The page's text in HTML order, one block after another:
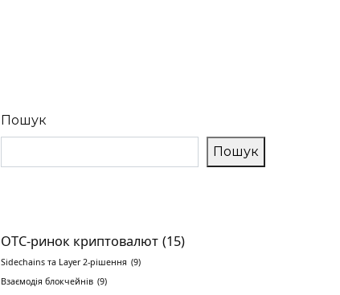
Пошук
Пошук
OTC-ринок криптовалют (15)
Sidechains та Layer 2-рішення (9)
Взаємодія блокчейнів (9)